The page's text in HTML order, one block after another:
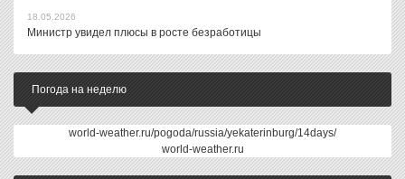
18.05.2026
Министр увидел плюсы в росте безработицы
Погода на неделю
world-weather.ru/pogoda/russia/yekaterinburg/14days/
world-weather.ru